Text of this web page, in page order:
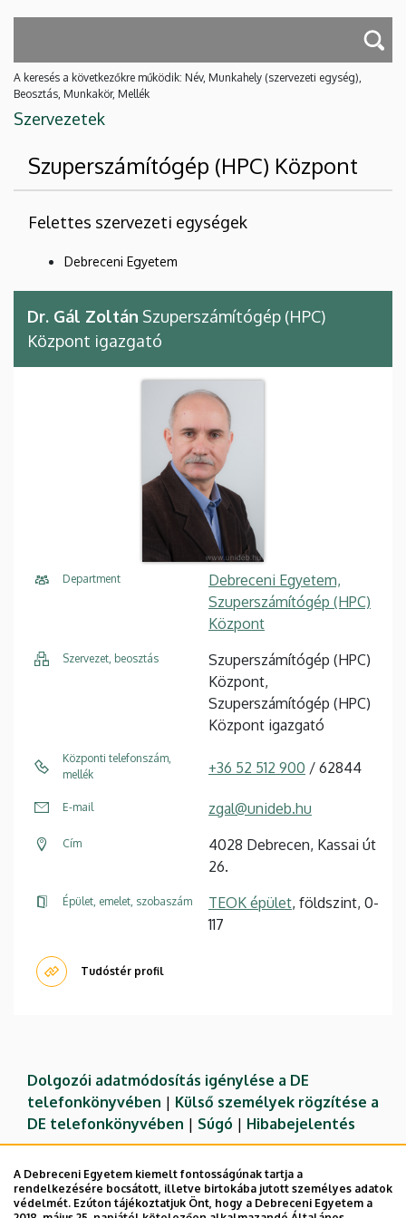
A keresés a következőkre működik: Név, Munkahely (szervezeti egység),
Beosztás, Munkakör, Mellék
Szervezetek
Szuperszámítógép (HPC) Központ
Felettes szervezeti egységek
Debreceni Egyetem
Dr. Gál Zoltán Szuperszámítógép (HPC)
Központ igazgató
Department
Debreceni Egyetem,
Szuperszámítógép (HPC)
Központ
Szervezet, beosztás
Szuperszámítógép (HPC)
Központ,
Szuperszámítógép (HPC)
Központ igazgató
Központi telefonszám,
mellék
+36 52 512 900 / 62844
E-mail zgal@unideb.hu
Cím
4028 Debrecen, Kassai út
26.
Épület, emelet, szobaszám TEOK épület, földszint, 0-
117
Tudóstér profil
Dolgozói adatmódosítás igénylése a DE
telefonkönyvében | Külső személyek rögzítése a
DE telefonkönyvében | Súgó | Hibabejelentés
A Debreceni Egyetem kiemelt fontosságúnak tartja a
rendelkezésére bocsátott, illetve birtokába jutott személyes adatok
védelmét. Ezúton tájékoztatjuk Önt, hogy a Debreceni Egyetem a